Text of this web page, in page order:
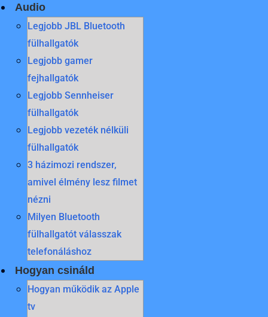
Audio
Legjobb JBL Bluetooth
fülhallgatók
Legjobb gamer
fejhallgatók
Legjobb Sennheiser
fülhallgatók
Legjobb vezeték nélküli
fülhallgatók
3 házimozi rendszer,
amivel élmény lesz filmet
nézni
Milyen Bluetooth
fülhallgatót válasszak
telefonáláshoz
Hogyan csináld
Hogyan működik az Apple
tv